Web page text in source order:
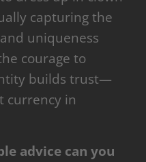
capturing the
uniqueness
courage to
builds trust—
currency in
advice can you